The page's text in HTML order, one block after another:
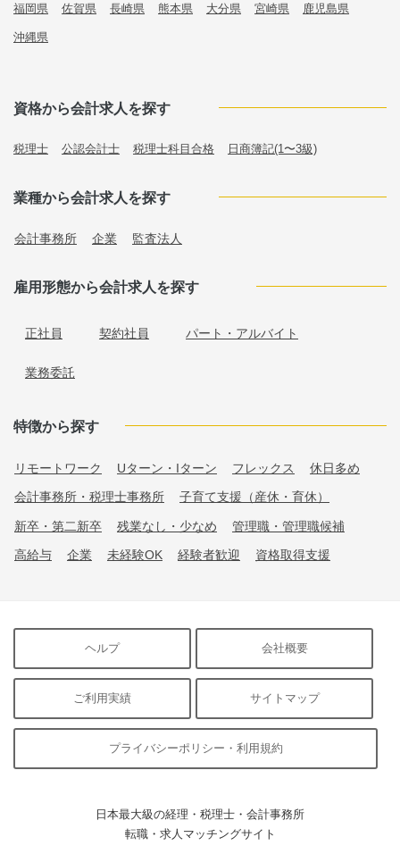
福岡県 佐賀県 長崎県 熊本県 大分県 宮崎県 鹿児島県
沖縄県
資格から会計求人を探す
税理士 公認会計士 税理士科目合格 日商簿記(1〜3級)
業種から会計求人を探す
会計事務所 企業 監査法人
雇用形態から会計求人を探す
正社員 契約社員 パート・アルバイト
業務委託
特徴から探す
リモートワーク Uターン・Iターン フレックス 休日多め
会計事務所・税理士事務所 子育て支援（産休・育休）
新卒・第二新卒 残業なし・少なめ 管理職・管理職候補
高給与 企業 未経験OK 経験者歓迎 資格取得支援
ヘルプ 会社概要
ご利用実績 サイトマップ
プライバシーポリシー・利用規約
日本最大級の経理・税理士・会計事務所
転職・求人マッチングサイト